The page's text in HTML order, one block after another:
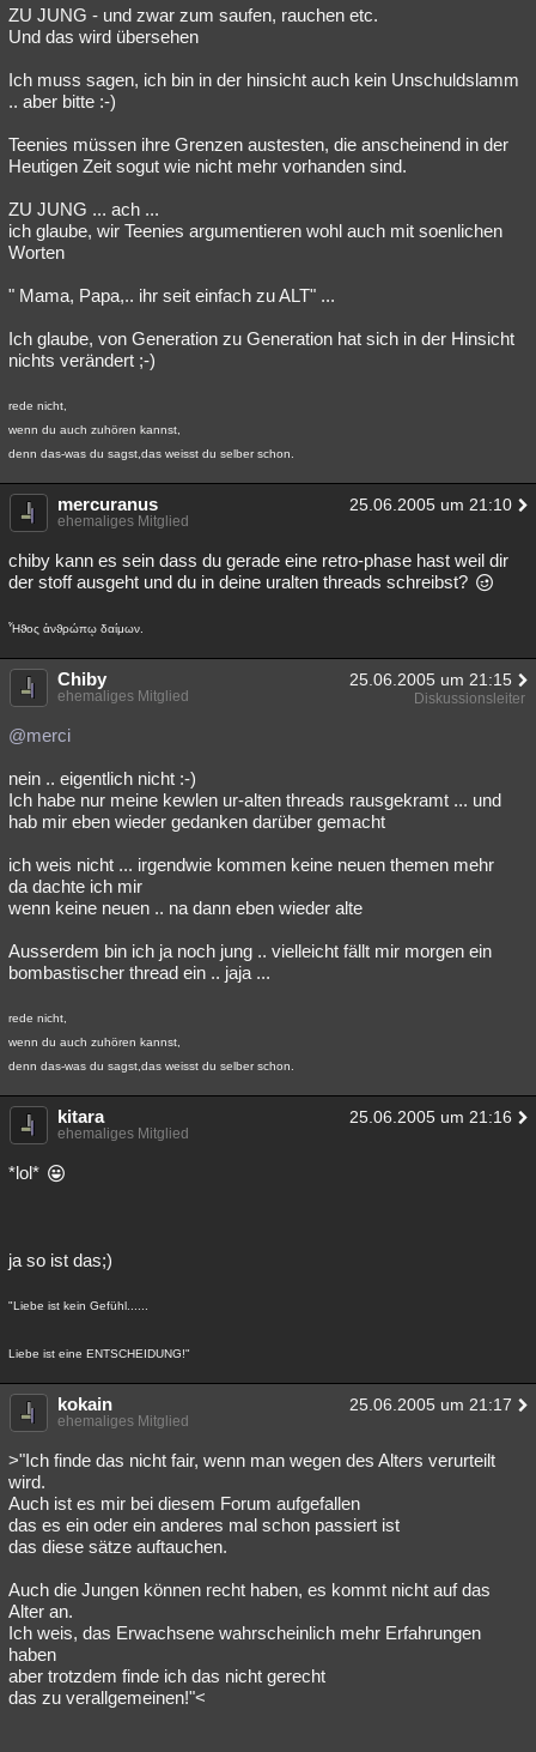
ZU JUNG - und zwar zum saufen, rauchen etc.
Und das wird übersehen
Ich muss sagen, ich bin in der hinsicht auch kein Unschuldslamm
.. aber bitte :-)
Teenies müssen ihre Grenzen austesten, die anscheinend in der
Heutigen Zeit sogut wie nicht mehr vorhanden sind.
ZU JUNG ... ach ...
ich glaube, wir Teenies argumentieren wohl auch mit soenlichen
Worten
" Mama, Papa,.. ihr seit einfach zu ALT" ...
Ich glaube, von Generation zu Generation hat sich in der Hinsicht
nichts verändert ;-)
rede nicht,
wenn du auch zuhören kannst,
denn das-was du sagst,das weisst du selber schon.
mercuranus 25.06.2005 um 21:10
ehemaliges Mitglied
chiby kann es sein dass du gerade eine retro-phase hast weil dir
der stoff ausgeht und du in deine uralten threads schreibst?
Ἦϑος ἀνϑρώπῳ δαίμων.
Chiby 25.06.2005 um 21:15
ehemaliges Mitglied Diskussionsleiter
@merci
nein .. eigentlich nicht :-)
Ich habe nur meine kewlen ur-alten threads rausgekramt ... und
hab mir eben wieder gedanken darüber gemacht
ich weis nicht ... irgendwie kommen keine neuen themen mehr
da dachte ich mir
wenn keine neuen .. na dann eben wieder alte
Ausserdem bin ich ja noch jung .. vielleicht fällt mir morgen ein
bombastischer thread ein .. jaja ...
rede nicht,
wenn du auch zuhören kannst,
denn das-was du sagst,das weisst du selber schon.
kitara 25.06.2005 um 21:16
ehemaliges Mitglied
*lol*
ja so ist das;)
"Liebe ist kein Gefühl......
Liebe ist eine ENTSCHEIDUNG!"
kokain 25.06.2005 um 21:17
ehemaliges Mitglied
>"Ich finde das nicht fair, wenn man wegen des Alters verurteilt
wird.
Auch ist es mir bei diesem Forum aufgefallen
das es ein oder ein anderes mal schon passiert ist
das diese sätze auftauchen.
Auch die Jungen können recht haben, es kommt nicht auf das
Alter an.
Ich weis, das Erwachsene wahrscheinlich mehr Erfahrungen
haben
aber trotzdem finde ich das nicht gerecht
das zu verallgemeinen!"<